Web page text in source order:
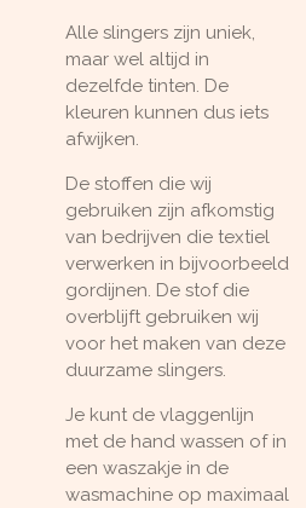
Alle slingers zijn uniek,
maar wel altijd in
dezelfde tinten. De
kleuren kunnen dus iets
afwijken.
De stoffen die wij
gebruiken zijn afkomstig
van bedrijven die textiel
verwerken in bijvoorbeeld
gordijnen. De stof die
overblijft gebruiken wij
voor het maken van deze
duurzame slingers.
Je kunt de vlaggenlijn
met de hand wassen of in
een waszakje in de
wasmachine op maximaal